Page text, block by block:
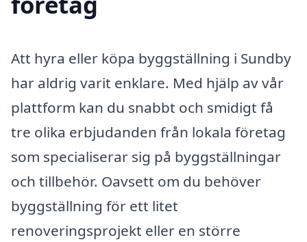
Att hyra eller köpa byggställning i Sundby
har aldrig varit enklare. Med hjälp av vår
plattform kan du snabbt och smidigt få
tre olika erbjudanden från lokala företag
som specialiserar sig på byggställningar
och tillbehör. Oavsett om du behöver
byggställning för ett litet
renoveringsprojekt eller en större